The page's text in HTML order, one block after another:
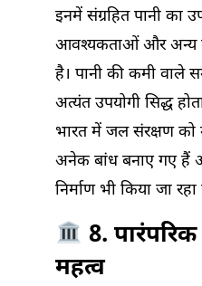
इनमें संग्रहित पानी का
आवश्यकताओं और अन्य
है। पानी की कमी वाले
अत्यंत उपयोगी सिद्ध
भारत में जल संरक्षण
अनेक बांध बनाए गए हैं
निर्माण भी किया जा रहा
8.
महत्व